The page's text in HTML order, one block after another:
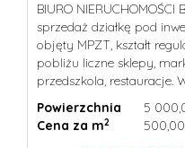
BIURO
sprzedaż działkę pod
objęty MPZT, kształt
pobliżu liczne sklepy,
przedszkola, restauracje.
Powierzchnia
5
Cena za m2 500,00